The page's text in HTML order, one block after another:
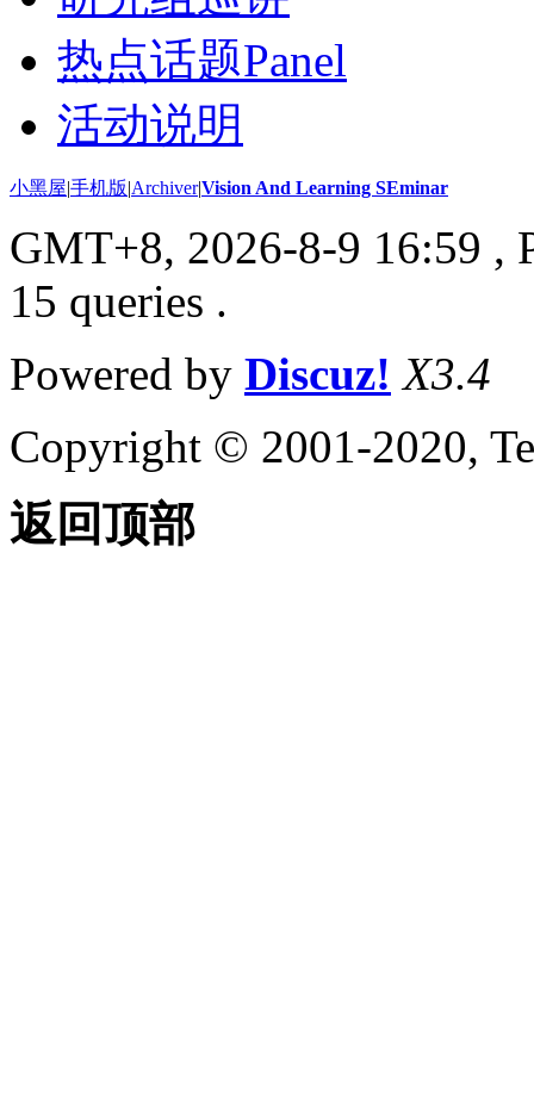
热点话题Panel
活动说明
小黑屋|手机版|Archiver|Vision And Learning SEminar
GMT+8, 2026-8-9 16:59 ,
15 queries .
Powered by Discuz! X3.4
Copyright © 2001-2020,
返回顶部